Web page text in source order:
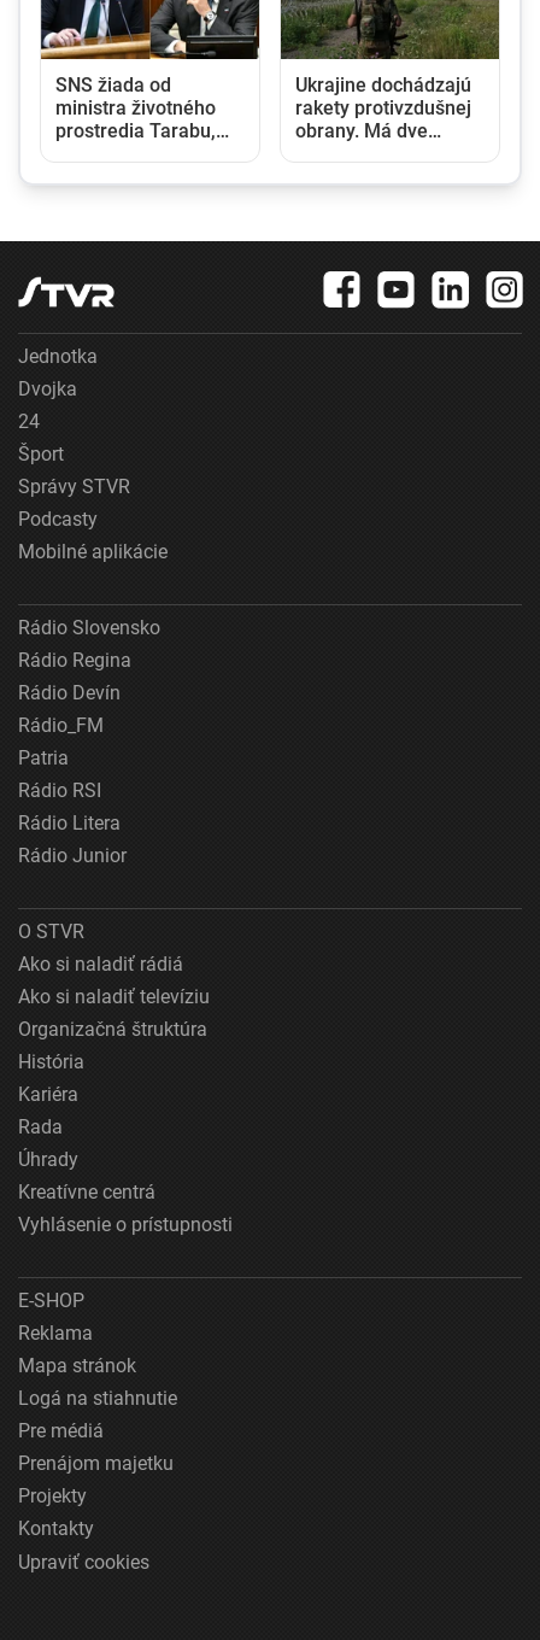
SNS žiada od
ministra životného
prostredia Tarabu,
Ukrajine dochádzajú
rakety protivzdušnej
obrany. Má dve
Jednotka
Dvojka
24
Šport
Správy STVR
Podcasty
Mobilné aplikácie
Rádio Slovensko
Rádio Regina
Rádio Devín
Rádio_FM
Patria
Rádio RSI
Rádio Litera
Rádio Junior
O STVR
Ako si naladiť rádiá
Ako si naladiť televíziu
Organizačná štruktúra
História
Kariéra
Rada
Úhrady
Kreatívne centrá
Vyhlásenie o prístupnosti
E-SHOP
Reklama
Mapa stránok
Logá na stiahnutie
Pre médiá
Prenájom majetku
Projekty
Kontakty
Upraviť cookies